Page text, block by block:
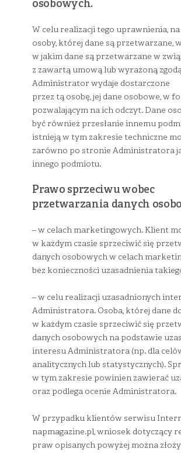
osobowych.
W celu realizacji tego uprawnienia, na
osoby, której dane są przetwarzane,
w jakim dane są przetwarzane w
z zawartą umową lub wyrażoną
Administrator wydaje dostarczone
przez tą osobę, jej dane osobowe, w
pozwalającym na ich odczyt. Dane
być również przesłanie innemu
istnieją w tym zakresie techniczne
zarówno po stronie Administratora
innego podmiotu.
Prawo sprzeciwu wobec
przetwarzania danych
– w celach marketingowych. Klient
w każdym czasie sprzeciwić się
danych osobowych w celach
bez konieczności uzasadnienia
– w celu realizacji uzasadnionych
Administratora. Osoba, której dane
w każdym czasie sprzeciwić się
danych osobowych na podstawie
interesu Administratora (np. dla
analitycznych lub statystycznych).
w tym zakresie powinien zawierać
oraz podlega ocenie Administratora.
W przypadku klientów serwisu
napmagazine.pl, wniosek dotyczący
praw opisanych powyżej można